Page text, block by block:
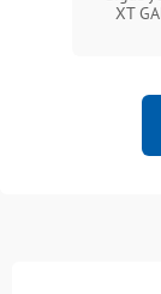
XT